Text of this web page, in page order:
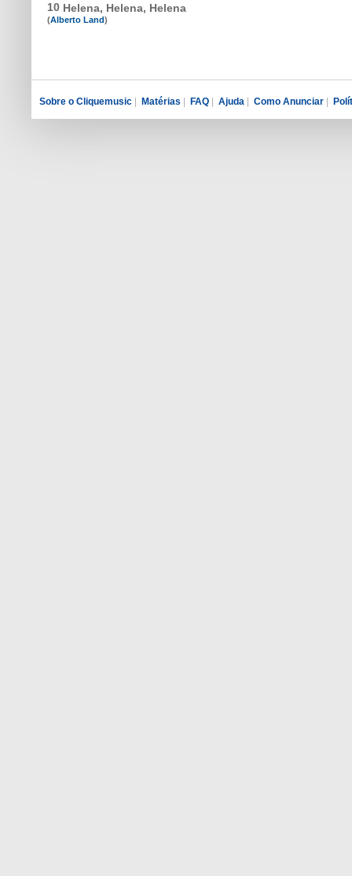
10 Helena, Helena, Helena
(Alberto Land)
Sobre o Cliquemusic | Matérias | FAQ | Ajuda | Como Anunciar |